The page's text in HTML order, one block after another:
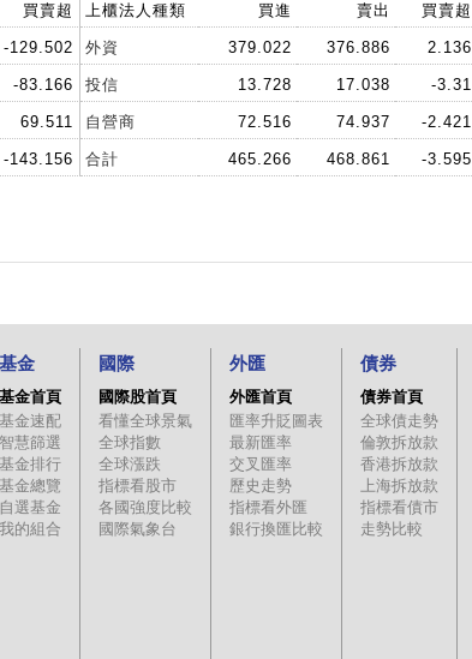
買賣超
-129.502
-83.166
69.511
-143.156
上櫃法人種類 買進 賣出 買賣超
外資 379.022 376.886 2.136
投信 13.728 17.038 -3.31
自營商 72.516 74.937 -2.421
合計 465.266 468.861 -3.595
基金
基金首頁
基金速配
智慧篩選
基金排行
基金總覽
自選基金
我的組合
國際
國際股首頁
看懂全球景氣
全球指數
全球漲跌
指標看股市
各國強度比較
國際氣象台
外匯
外匯首頁
匯率升貶圖表
最新匯率
交叉匯率
歷史走勢
指標看外匯
銀行換匯比較
債券
債券首頁
全球債走勢
倫敦拆放款
香港拆放款
上海拆放款
指標看債市
走勢比較